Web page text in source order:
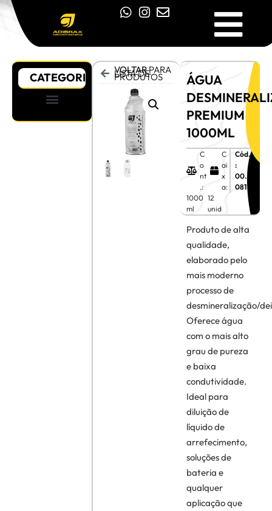
CATEGORIAS
VOLTARPARA
LISTA DE
PRODUTOS
ÁGUA
PREMIUM
1000ML
C
o
nt
.:
1000
ml
C
ai
x
a:
12
unid
Cód.
:
00.
081
Produto de alta
qualidade,
elaborado pelo
mais moderno
processo de
desmineralização/
Oferece água
com o mais alto
grau de pureza
e baixa
condutividade.
Ideal para
diluição de
líquido de
arrefecimento,
soluções de
bateria e
qualquer
aplicação que